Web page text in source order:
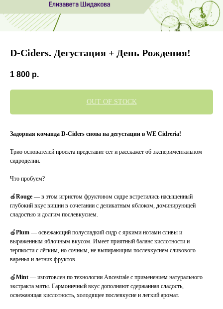
D-Ciders. Дегустация + День Рождения!
1 800 р.
OUT OF STOCK
Задорная команда D-Ciders снова на дегустации в WE Cidreria!
Трио основателей проекта представит сет и расскажет об экспериментальном
сидроделии.
Что пробуем?
🍎Rouge — в этом игристом фруктовом сидре встретились насыщенный
глубокий вкус вишни в сочетании с деликатным яблоком, доминирующей
сладостью и долгим послевкусием.
🍎Plum — освежающий полусладкий сидр с яркими нотами сливы и
выраженным яблочным вкусом. Имеет приятный баланс кислотности и
терпкости с лёгким, но сочным, не выпирающим послевкусием сливового
варенья и летних фруктов.
🍎Mint — изготовлен по технологии Ancestrale с применением натурального
экстракта мяты. Гармоничный вкус дополняют сдержанная сладость,
освежающая кислотность, холодящее послевкусие и легкий аромат.